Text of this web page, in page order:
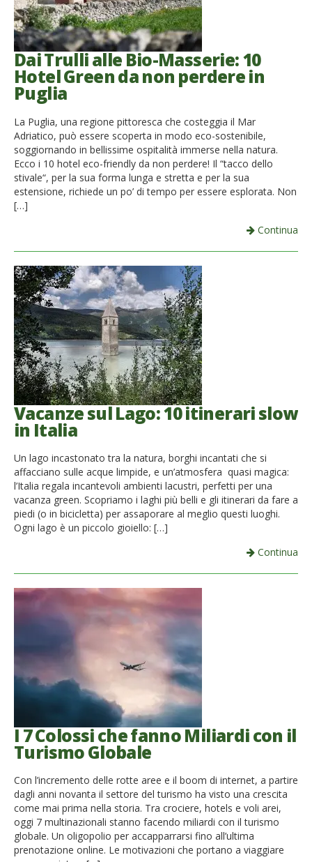
Dai Trulli alle Bio-Masserie: 10
Hotel Green da non perdere in
Puglia
La Puglia, una regione pittoresca che costeggia il Mar
Adriatico, può essere scoperta in modo eco-sostenibile,
soggiornando in bellissime ospitalità immerse nella natura.
Ecco i 10 hotel eco-friendly da non perdere! Il “tacco dello
stivale“, per la sua forma lunga e stretta e per la sua
estensione, richiede un po’ di tempo per essere esplorata. Non
[…]
Continua
Vacanze sul Lago: 10 itinerari slow
in Italia
Un lago incastonato tra la natura, borghi incantati che si
affacciano sulle acque limpide, e un’atmosfera quasi magica:
l’Italia regala incantevoli ambienti lacustri, perfetti per una
vacanza green. Scopriamo i laghi più belli e gli itinerari da fare a
piedi (o in bicicletta) per assaporare al meglio questi luoghi.
Ogni lago è un piccolo gioiello: […]
Continua
I 7 Colossi che fanno Miliardi con il
Turismo Globale
Con l’incremento delle rotte aree e il boom di internet, a partire
dagli anni novanta il settore del turismo ha visto una crescita
come mai prima nella storia. Tra crociere, hotels e voli arei,
oggi 7 multinazionali stanno facendo miliardi con il turismo
globale. Un oligopolio per accapparrarsi fino all’ultima
prenotazione online. Le motivazioni che portano a viaggiare